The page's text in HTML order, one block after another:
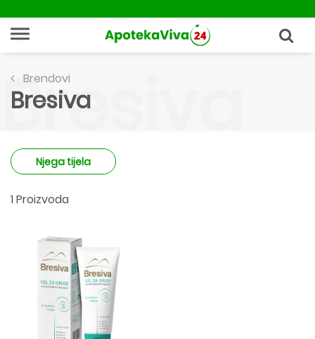
Brendovi
Bresiva
Bresiva
Njega tijela
1 Proizvoda